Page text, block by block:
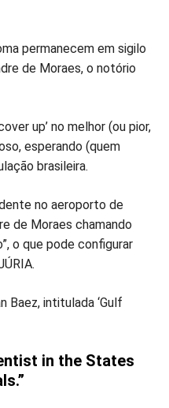
permanecem em sigilo
de Moraes, o notório
up’ no melhor (ou pior,
esperando (quem
brasileira.
no aeroporto de
de Moraes chamando
o que pode configurar
Baez, intitulada ‘Gulf
in the States